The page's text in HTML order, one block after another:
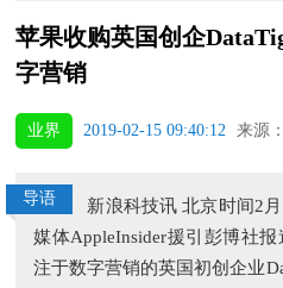
苹果收购英国创企
字营销
业界 2019-02-15 09:40:12 来源
导语
新浪科技讯 北京时间2
媒体AppleInsider援引彭博社
注于数字营销的英国初创企业